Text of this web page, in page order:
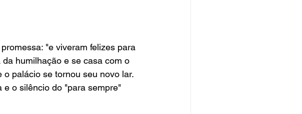
"e viveram felizes para
humilhação e se casa com o
palácio se tornou seu novo lar.
o silêncio do "para sempre"